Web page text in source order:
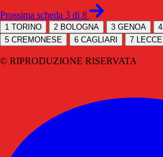
Prossima scheda 3 di 8
1 TORINO 2 BOLOGNA 3 GENOA 4
5 CREMONESE 6 CAGLIARI 7 LECCE
© RIPRODUZIONE RISERVATA